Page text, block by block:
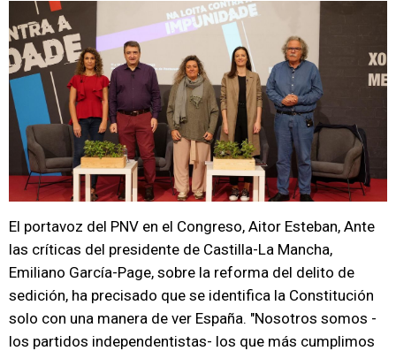
El portavoz del PNV en el Congreso, Aitor Esteban, Ante
las críticas del presidente de Castilla-La Mancha,
Emiliano García-Page, sobre la reforma del delito de
sedición, ha precisado que se identifica la Constitución
solo con una manera de ver España. "Nosotros somos -
los partidos independentistas- los que más cumplimos